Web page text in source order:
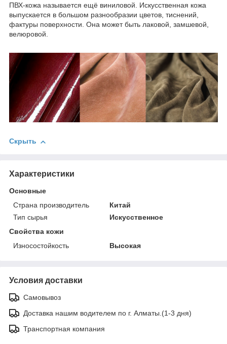
ПВХ-кожа называется ещё виниловой. Искусственная кожа
выпускается в большом разнообразии цветов, тиснений,
фактуры поверхности. Она может быть лаковой, замшевой,
велюровой.
Скрыть
Характеристики
Основные
Страна производитель
Китай
Тип сырья
Искусственное
Свойства кожи
Износостойкость
Высокая
Условия доставки
Самовывоз
Доставка нашим водителем по г. Алматы.(1-3 дня)
Транспортная компания